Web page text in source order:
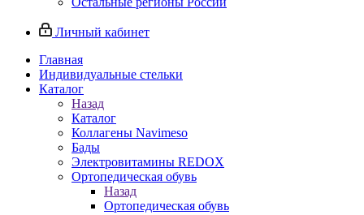
Личный кабинет
Главная
Индивидуальные стельки
Каталог
Назад
Каталог
Коллагены Navimeso
Бады
Электровитамины REDOX
Ортопедическая обувь
Назад
Ортопедическая обувь